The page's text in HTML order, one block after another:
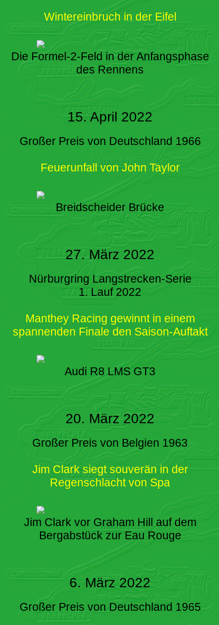
Wintereinbruch in der Eifel
Die Formel-2-Feld in der Anfangsphase
des Rennens
15. April 2022
Großer Preis von Deutschland 1966
Feuerunfall von John Taylor
Breidscheider Brücke
27. März 2022
Nürburgring Langstrecken-Serie
1. Lauf 2022
Manthey Racing gewinnt in einem
spannenden Finale den Saison-Auftakt
Audi R8 LMS GT3
20. März 2022
Großer Preis von Belgien 1963
Jim Clark siegt souverän in der
Regenschlacht von Spa
Jim Clark vor Graham Hill auf dem
Bergabstück zur Eau Rouge
6. März 2022
Großer Preis von Deutschland 1965